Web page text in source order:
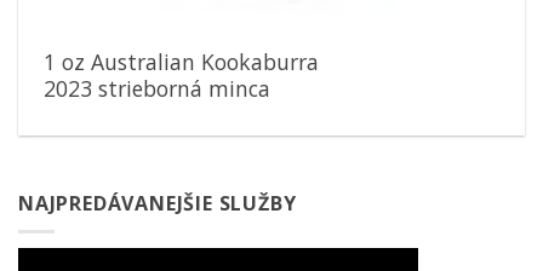
1 oz Australian Kookaburra
2023 strieborná minca
NAJPREDÁVANEJŠIE SLUŽBY